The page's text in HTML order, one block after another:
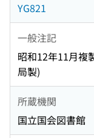
YG821
一般注記
昭和12年11月複
局製)
所蔵機関
国立国会図書館